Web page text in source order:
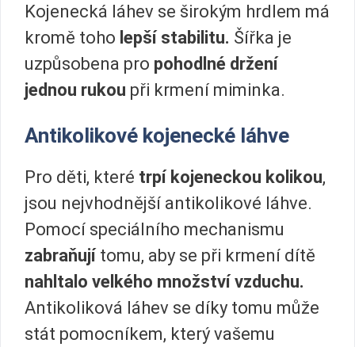
Kojenecká láhev se širokým hrdlem má
kromě toho lepší stabilitu. Šířka je
uzpůsobena pro pohodlné držení
jednou rukou při krmení miminka.
Antikolikové kojenecké láhve
Pro děti, které trpí kojeneckou kolikou,
jsou nejvhodnější antikolikové láhve.
Pomocí speciálního mechanismu
zabraňují tomu, aby se při krmení dítě
nahltalo velkého množství vzduchu.
Antikoliková láhev se díky tomu může
stát pomocníkem, který vašemu